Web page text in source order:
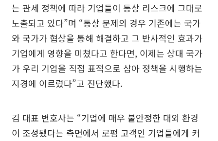
는 관세 정책에 따라 기업들이 통상 리스크에 그대로
노출되고 있다”며 “통상 문제의 경우 기존에는 국가
와 국가가 협상을 통해 해결하고 그 반사적인 효과가
기업에게 영향을 미쳤다고 한다면, 이제는 상대 국가
가 우리 기업을 직접 표적으로 삼아 정책을 시행하는
지경에 이르렀다”고 진단했다.
김 대표 변호사는 “기업에 매우 불안정한 대외 환경
이 조성됐다는 측면에서 로펌 고객인 기업들에게 커